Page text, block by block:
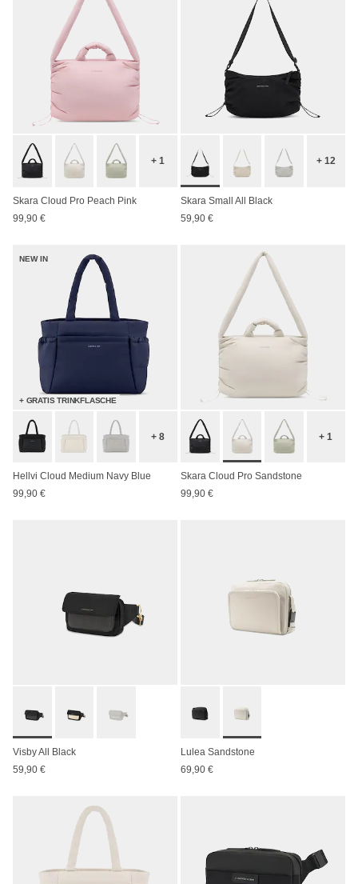
+ 1
Skara Cloud Pro Peach Pink
99,90 €
+ 12
Skara Small All Black
59,90 €
NEW IN
+ GRATIS TRINKFLASCHE
+ 8
Hellvi Cloud Medium Navy Blue
99,90 €
+ 1
Skara Cloud Pro Sandstone
99,90 €
Visby All Black
59,90 €
Lulea Sandstone
69,90 €